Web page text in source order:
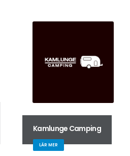
Kamlunge Camping
LÄR MER